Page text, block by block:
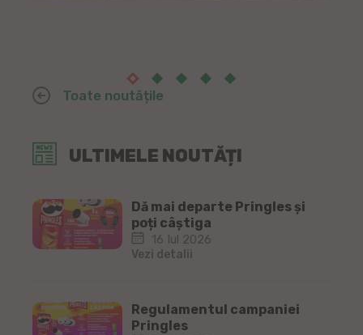
ULTIMELE NOUTĂȚI
Dă mai departe Pringles și
poți câștiga
16 Iul 2026
Vezi detalii
Regulamentul campaniei
Pringles
Toate noutățile